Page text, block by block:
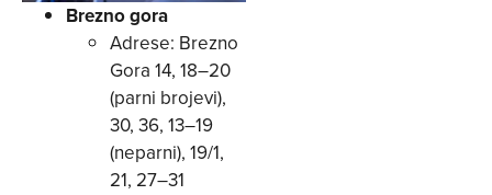
Brezno gora
Adrese: Brezno
Gora 14, 18–20
(parni brojevi),
30, 36, 13–19
(neparni), 19/1,
21, 27–31